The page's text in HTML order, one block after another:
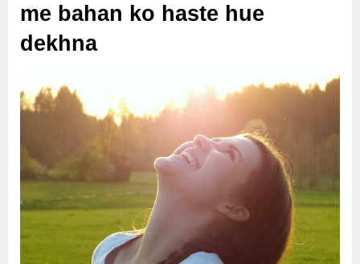
me bahan ko haste hue
dekhna